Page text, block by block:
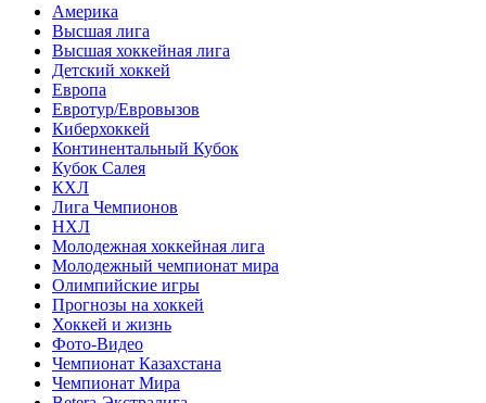
Америка
Высшая лига
Высшая хоккейная лига
Детский хоккей
Европа
Евротур/Евровызов
Киберхоккей
Континентальный Кубок
Кубок Салея
КХЛ
Лига Чемпионов
НХЛ
Молодежная хоккейная лига
Молодежный чемпионат мира
Олимпийские игры
Прогнозы на хоккей
Хоккей и жизнь
Фото-Видео
Чемпионат Казахстана
Чемпионат Мира